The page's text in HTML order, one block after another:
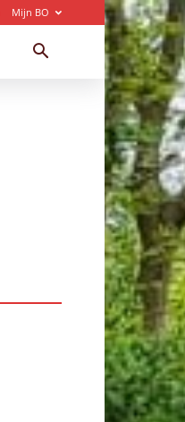
Mijn BO